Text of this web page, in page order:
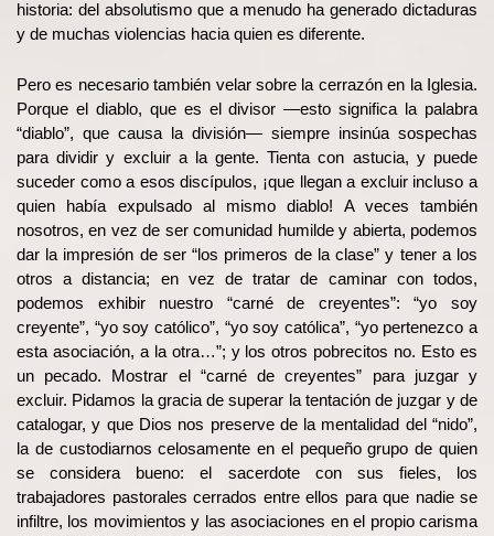
historia: del absolutismo que a menudo ha generado dictaduras
y de muchas violencias hacia quien es diferente.
Pero es necesario también velar sobre la cerrazón en la Iglesia.
Porque el diablo, que es el divisor —esto significa la palabra
“diablo”, que causa la división— siempre insinúa sospechas
para dividir y excluir a la gente. Tienta con astucia, y puede
suceder como a esos discípulos, ¡que llegan a excluir incluso a
quien había expulsado al mismo diablo! A veces también
nosotros, en vez de ser comunidad humilde y abierta, podemos
dar la impresión de ser “los primeros de la clase” y tener a los
otros a distancia; en vez de tratar de caminar con todos,
podemos exhibir nuestro “carné de creyentes”: “yo soy
creyente”, “yo soy católico”, “yo soy católica”, “yo pertenezco a
esta asociación, a la otra…”; y los otros pobrecitos no. Esto es
un pecado. Mostrar el “carné de creyentes” para juzgar y
excluir. Pidamos la gracia de superar la tentación de juzgar y de
catalogar, y que Dios nos preserve de la mentalidad del “nido”,
la de custodiarnos celosamente en el pequeño grupo de quien
se considera bueno: el sacerdote con sus fieles, los
trabajadores pastorales cerrados entre ellos para que nadie se
infiltre, los movimientos y las asociaciones en el propio carisma